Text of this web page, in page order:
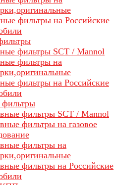
фильтры на Российские
фильтры SCT / Mannol
фильтры на
фильтры на Российские
фильтры SCT / Mannol
фильтры на газовое
фильтры на
фильтры на Российские